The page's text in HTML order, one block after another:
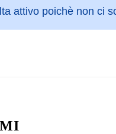
attivo poichè non ci